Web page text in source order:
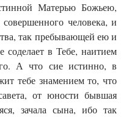
Матерью Божьею,
человека, и
так пребывающей ею и
соделает в Тебе, наитием
А что сие истинно, в
тебе знамением то, что
от юности бывшая
зачала сына, ибо так